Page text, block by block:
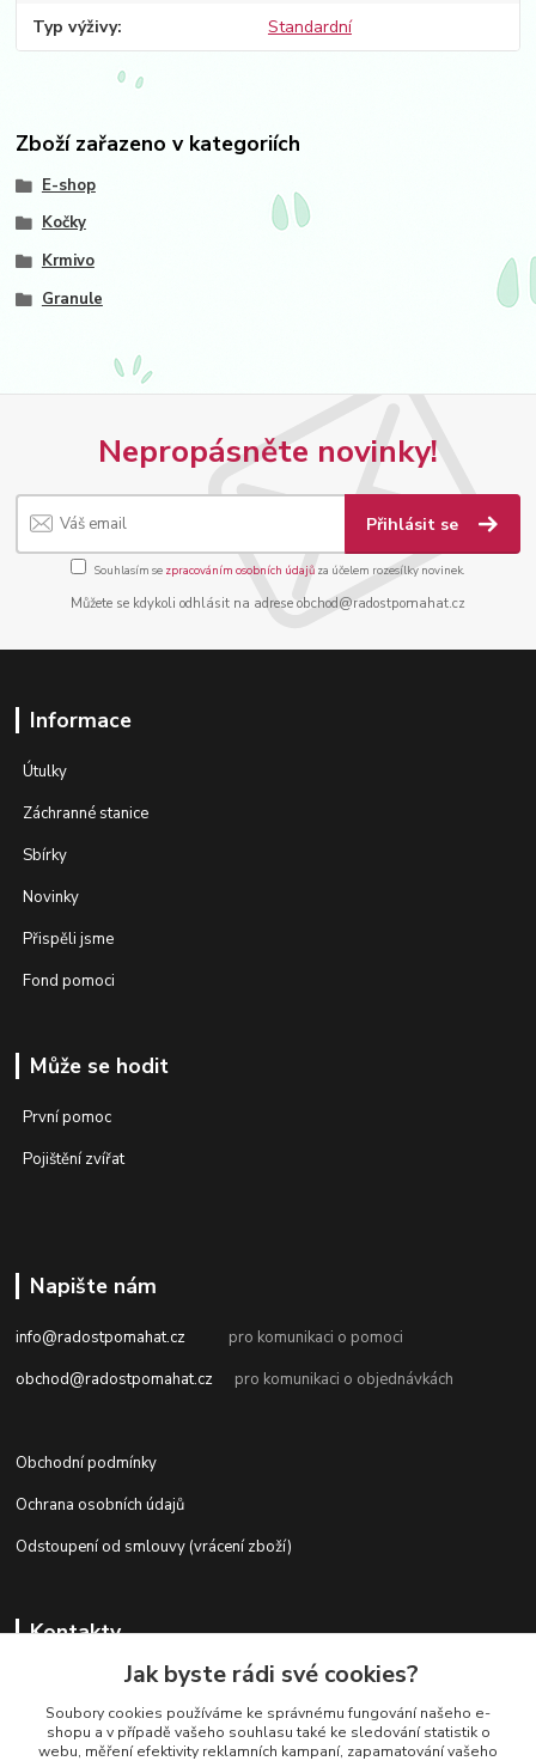
Typ výživy Standardní
Zboží zařazeno v kategoriích
E-shop
Kočky
Krmivo
Granule
Nepropásněte novinky!
Přihlásit se
Souhlasím se zpracováním osobních údajů za účelem rozesílky novinek.
Můžete se kdykoli odhlásit na adrese obchod@radostpomahat.cz
Informace
Útulky
Záchranné stanice
Sbírky
Novinky
Přispěli jsme
Fond pomoci
Může se hodit
První pomoc
Pojištění zvířat
Napište nám
info@radostpomahat.cz pro komunikaci o pomoci
obchod@radostpomahat.cz pro komunikaci o objednávkách
Obchodní podmínky
Ochrana osobních údajů
Odstoupení od smlouvy (vrácení zboží)
Kontakty
+420 728 727 761
Jak byste rádi své cookies?
Soubory cookies používáme ke správnému fungování našeho e-
shopu a v případě vašeho souhlasu také ke sledování statistik o
webu, měření efektivity reklamních kampaní, zapamatování vašeho